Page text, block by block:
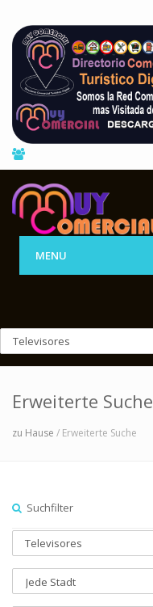
MENU
Erweiterte Suche
zu Hause / Erweiterte Suche
Suchfilter